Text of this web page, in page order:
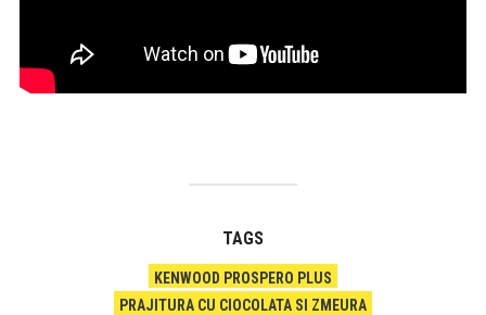
TAGS
KENWOOD PROSPERO PLUS
PRAJITURA CU CIOCOLATA SI ZMEURA